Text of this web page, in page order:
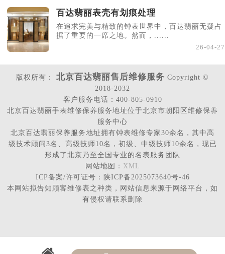
百达翡丽表壳有划痕处理
在追求完美与精致的钟表世界中，百达翡丽无疑占
据了重要的一席之地。然而，......
26-04-27
版权所有： 北京百达翡丽售后维修服务 Copyright ©
2018-2032
客户服务电话：400-805-0910
北京百达翡丽手表维修保养服务地址位于北京市朝阳区维修保养
服务中心
北京百达翡丽保养服务地址拥有钟表维修专家30余名，其中高
级技术顾问3名、高级技师10名，初级、中级技师10余名，现已
形成了北京乃至全国专业的名表服务团队
网站地图： XML
ICP备案/许可证号：陕ICP备2025073640号-46
本网站拟告知顾客维修表之种类，网站信息来源于网络平台，如
有侵权请联系删除